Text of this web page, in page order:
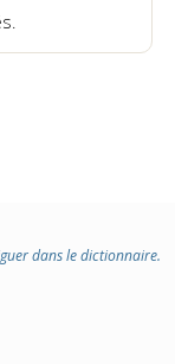
dans le dictionnaire.